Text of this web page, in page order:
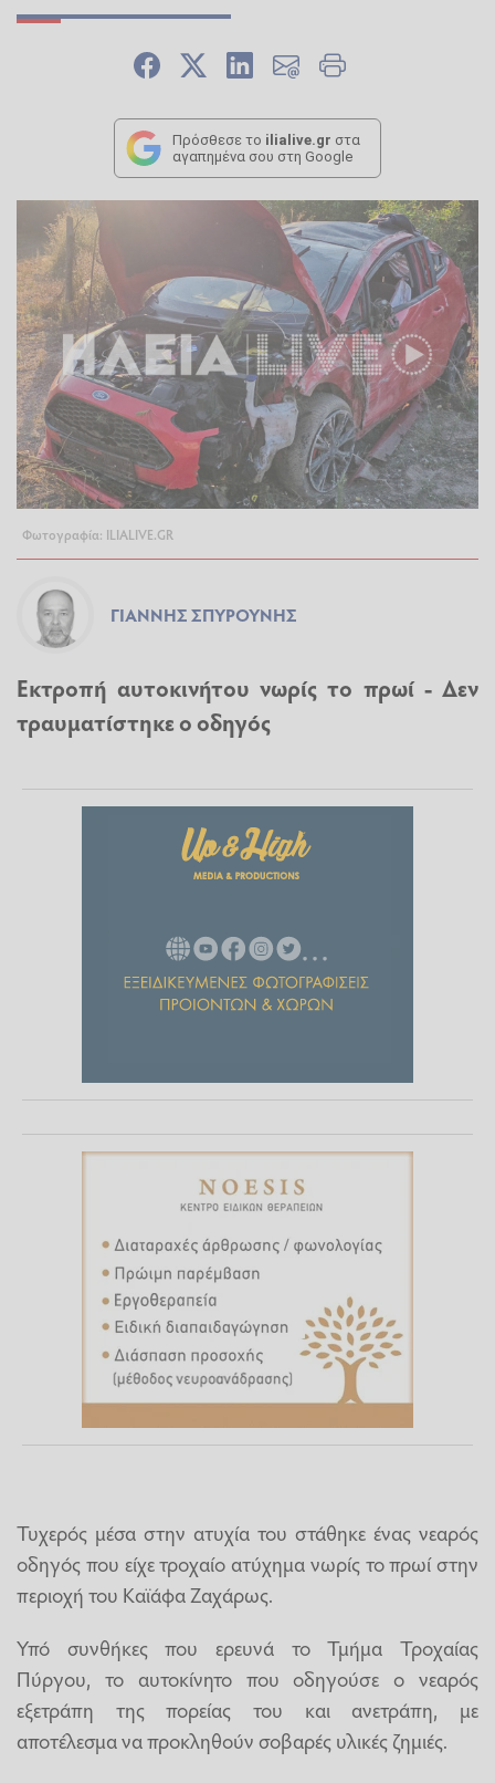
Πρόσθεσε το ilialive.gr στα
αγαπημένα σου στη Google
Φωτογραφία: ILIALIVE.GR
ΓΙΆΝΝΗΣ ΣΠΥΡΟΎΝΗΣ
Εκτροπή αυτοκινήτου νωρίς το πρωί - Δεν
τραυματίστηκε ο οδηγός
Τυχερός μέσα στην ατυχία του στάθηκε ένας νεαρός
οδηγός που είχε τροχαίο ατύχημα νωρίς το πρωί στην
περιοχή του Καϊάφα Ζαχάρως.
Υπό συνθήκες που ερευνά το Τμήμα Τροχαίας
Πύργου, το αυτοκίνητο που οδηγούσε ο νεαρός
εξετράπη της πορείας του και ανετράπη, με
αποτέλεσμα να προκληθούν σοβαρές υλικές ζημιές.